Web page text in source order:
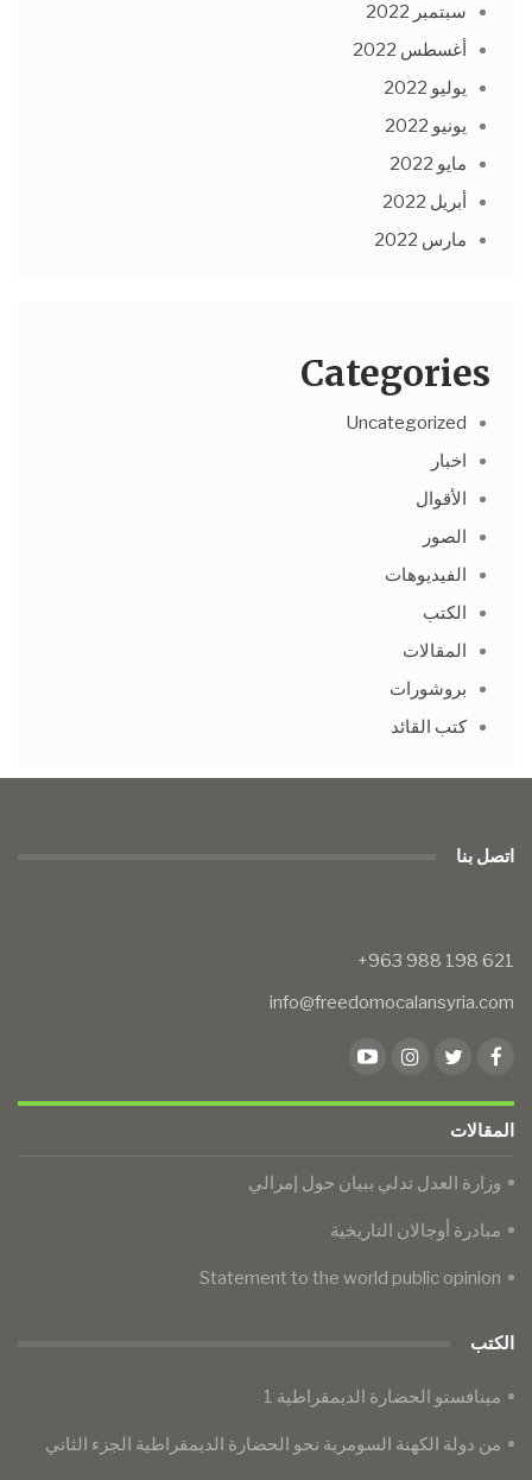
سبتمبر 2022
أغسطس 2022
يوليو 2022
يونيو 2022
مايو 2022
أبريل 2022
مارس 2022
Categories
Uncategorized
اخبار
الأقوال
الصور
الفيديوهات
الكتب
المقالات
بروشورات
كتب القائد
اتصل بنا
info@freedomocalansyria.com
المقالات
وزارة العدل تدلي ببيان حول إمرالي
مبادرة أوجالان التاريخية
Statement to the world public opinion
الكتب
مينافستو الحضارة الديمقراطية 1
من دولة الكهنة السومرية نحو الحضارة الديمقراطية الجزء الثاني